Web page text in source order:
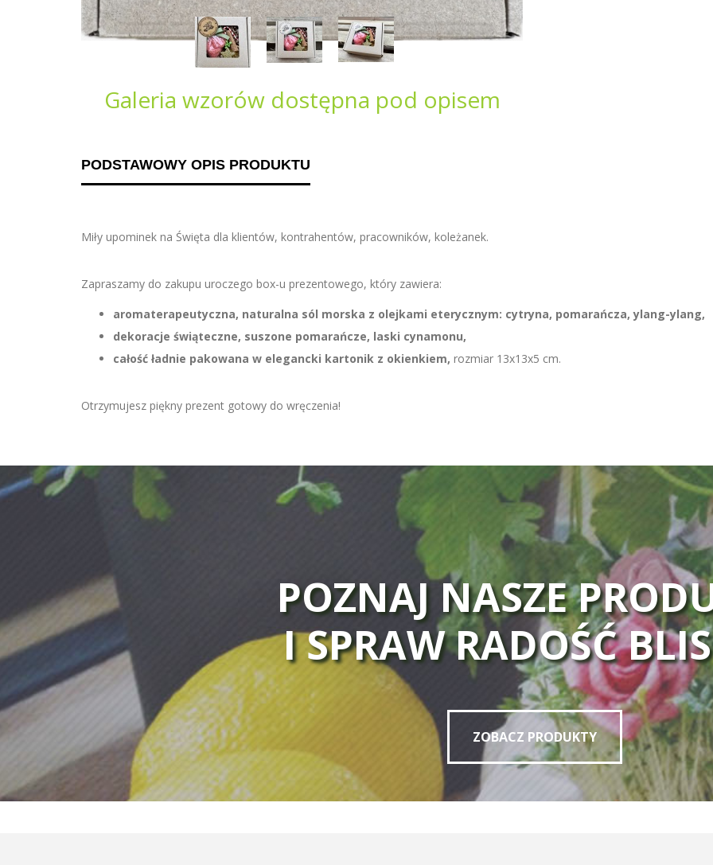
Galeria wzorów dostępna pod opisem
PODSTAWOWY OPIS PRODUKTU
Miły upominek na Święta dla klientów, kontrahentów, pracowników, koleżanek.
Zapraszamy do zakupu uroczego box-u prezentowego, który zawiera:
aromaterapeutyczna, naturalna sól morska z olejkami eterycznym: cytryna, pomarańcza, ylang-ylang,
dekoracje świąteczne, suszone pomarańcze, laski cynamonu,
całość ładnie pakowana w elegancki kartonik z okienkiem, rozmiar 13x13x5 cm.
Otrzymujesz piękny prezent gotowy do wręczenia!
POZNAJ NASZE
I SPRAW RADOŚĆ
ZOBACZ PRODUKTY